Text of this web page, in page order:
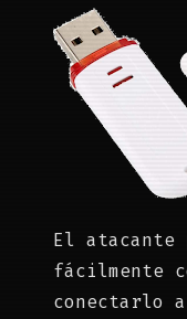
El atacante
fácilmente
conectarlo